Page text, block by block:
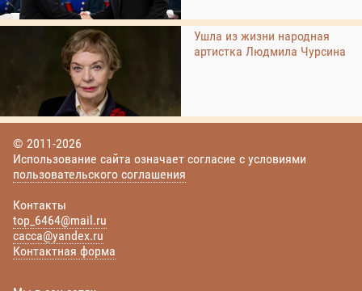
Ушла из жизни народная
артистка Людмила Чурсина
© 2011-2026
Использование сайта означает согласие с условиями
пользовательского соглашения
Контакты
top_6464@mail.ru
cacca@yandex.ru
Контактная форма